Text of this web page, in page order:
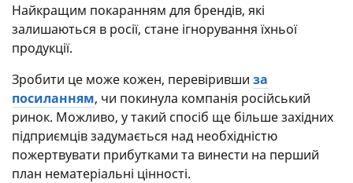
Найкращим покаранням для брендів, які
залишаються в росії, стане ігнорування їхньої
продукції.
Зробити це може кожен, перевіривши за
посиланням, чи покинула компанія російський
ринок. Можливо, у такий спосіб ще більше західних
підприємців задумається над необхідністю
пожертвувати прибутками та винести на перший
план нематеріальні цінності.